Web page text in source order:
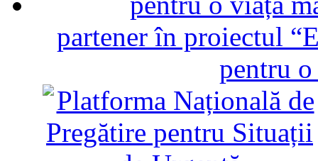
partener în proiectul
pentru